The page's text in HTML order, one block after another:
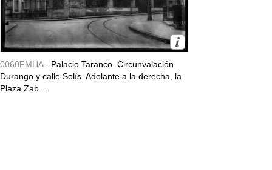
0060FMHA - Palacio Taranco. Circunvalación
Durango y calle Solís. Adelante a la derecha, la
Plaza Zab...